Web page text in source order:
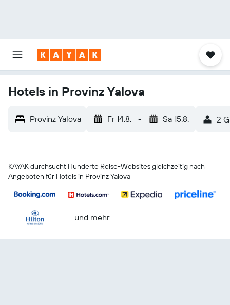
Hotels in Provinz Yalova
Provinz Yalova Fr 14.8. - Sa 15.8. 2
KAYAK durchsucht Hunderte Reise-Websites gleichzeitig nach
Angeboten für Hotels in Provinz Yalova
… und mehr